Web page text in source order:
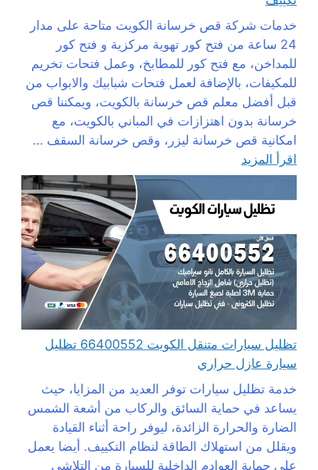
خدمات شركة قص خرسانة الكويت متاحة على مدار
24 ساعة من فتح كور تهوية مركزية و فتح كور
للمداخن، مع فتح كور للمطابخ، وعمل فتحات تخريم
للمكيفات، بالإضافة لعمل فتحات شبابيك والابواب من
قبل أفضل معلم قص خرسانة بالكويت، ويمكننا قص
خرسانة بدون اهتزازات في المباني بالكويت، مع
امكانية قص خرسانة ليزر، وقص خرسانة السقف ...
اقرأ المزيد
تظليل سيارات متنقل الكويت 66400552 تظليل
سيارة عازل حراري
خدمة تظليل سيارات توفر العديد من المزايا، حيث
يساعد في حماية السائق والركاب من أشعة الشمس
الضارة والحرارة الزائدة، ليوفر راحة أثناء القيادة
ويقلل من استهلاك الطاقة لنظام التكييف. أيضا يعمل
على حماية العوادم الداخلية للسيارة من التلاشي